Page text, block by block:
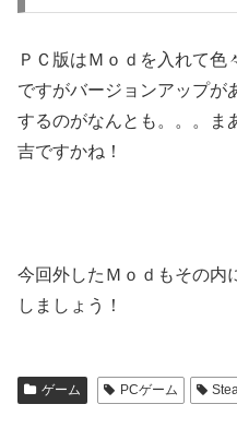
ＰＣ版はＭｏｄを入れて色
ですがバージョンアップが
するのがなんとも。。。ま
吉ですかね！
今回外したＭｏｄもその内
しましょう！
ゲーム PCゲーム